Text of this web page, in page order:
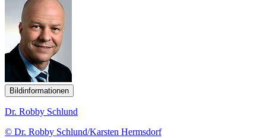
Bildinformationen
Dr. Robby Schlund
© Dr. Robby Schlund/Karsten Hermsdorf